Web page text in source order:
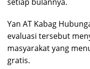
Yan AT Kabag
evaluasi tersebut
masyarakat yang
gratis.